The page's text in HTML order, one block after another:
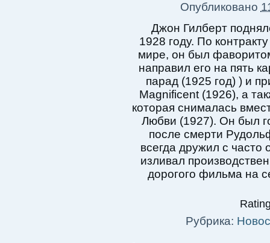
Опубликовано
Джон Гилберт
1928 году. По
мире, он был
направил его на пять
парад (1925 год) ) и
Magnificent (1926), а
которая снималась
Любви (1927). Он был
после смерти
всегда дружил с часто
изливал
дорогого фильма на
Рубрика: